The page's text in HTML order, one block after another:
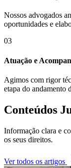
Nossos advogados
oportunidades e
03
Atuação e
Agimos com rigor
etapa do andamento
Conteúdos
Informação clara e
os seus direitos.
Ver todos os artigos